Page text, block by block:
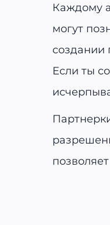
Каждому
могут
создании
Если ты